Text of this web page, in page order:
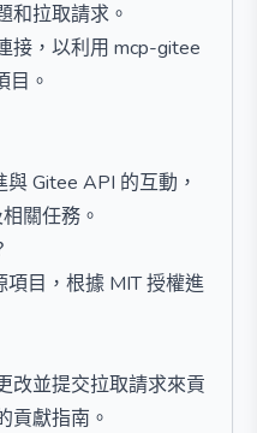
和拉取請求。
接，以利用 mcp-gitee
目。
Gitee API 的互動，
關任務。
目，根據 MIT 授權進
改並提交拉取請求來貢
貢獻指南。